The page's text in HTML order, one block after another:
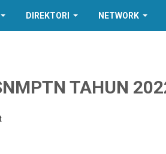
DIREKTORI NETWORK
TAHUN